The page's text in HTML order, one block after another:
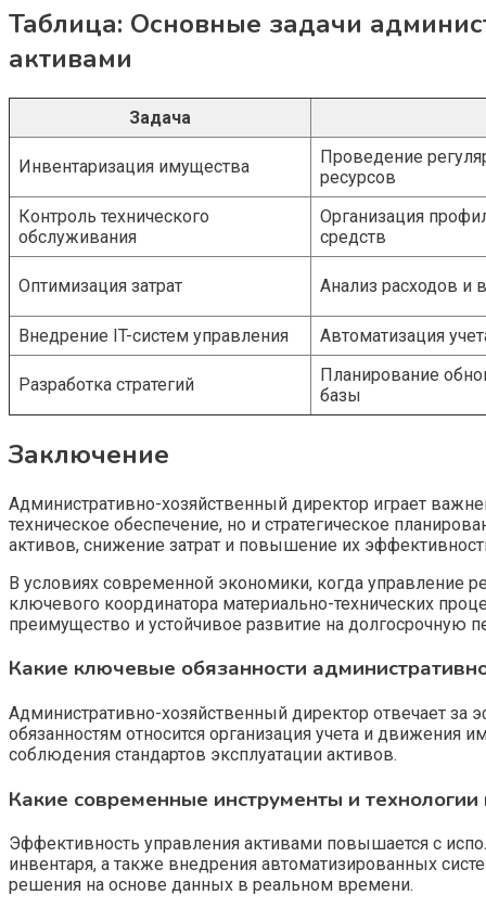
Таблица: Основные задачи
активами
Задача
Инвентаризация имущества
Проведение
ресурсов
Контроль технического
обслуживания
Организация
средств
Оптимизация затрат Анализ расходов и
Внедрение IT-систем управления Автоматизация
Разработка стратегий
Планирование
базы
Заключение
Административно-хозяйственный директор играет
техническое обеспечение, но и стратегическое
активов, снижение затрат и повышение их
В условиях современной экономики, когда управление
ключевого координатора материально-технических
преимущество и устойчивое развитие на долгосрочную
Какие ключевые обязанности
Административно-хозяйственный директор отвечает
обязанностям относится организация учета и
соблюдения стандартов эксплуатации активов.
Какие современные инструменты и
Эффективность управления активами повышается с
инвентаря, а также внедрения автоматизированных
решения на основе данных в реальном времени.